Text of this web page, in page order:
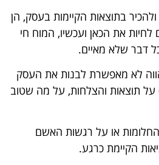
בתוצאות הקיימות בעסק, הן
את הכאן ועכשיו, המוח חי
דבר שלא מאיים.
לא מאפשרת לבנות את העסק
על תוצאות והצלחות, על מה שטוב
או על רגשות האשם
הקיימת כרגע.